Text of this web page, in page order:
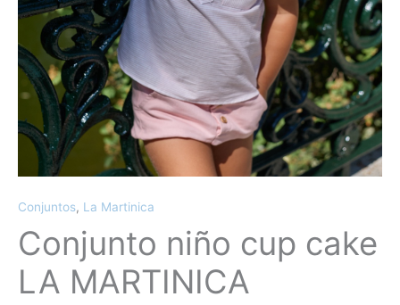
Conjuntos, La Martinica
Conjunto niño cup cake
LA MARTINICA